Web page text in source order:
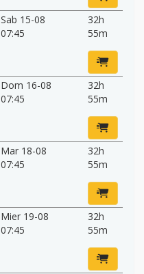
Sab 15-08
07:45
32h
55m
Dom 16-08
07:45
32h
55m
Mar 18-08
07:45
32h
55m
Mier 19-08
07:45
32h
55m